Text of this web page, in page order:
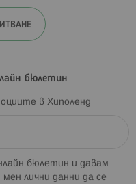
бюлетин
в Хиполенд
бюлетин и давам
лични данни да се